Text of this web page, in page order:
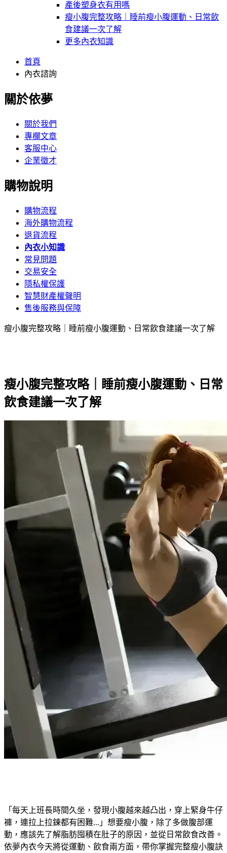
產後塑身衣有用嗎
瘦小腹完整攻略｜睡前瘦小腹運動、日常飲
食建議一次了解
更多內衣知識
首頁
內衣諮詢
關於依夢
關於我們
專欄文章
客服中心
企業徵才
購物說明
購物流程
海外購物流程
退貨流程
內衣小知識
常見問題
交易安全
隱私權保護
智慧財產權聲明
售後服務與保障
瘦小腹完整攻略｜睡前瘦小腹運動、日常飲食建議一次了解
瘦小腹完整攻略｜睡前瘦小腹運動、日常
飲食建議一次了解
「每天上班長時間久坐，發現小腹越來越凸出，穿上緊身牛仔
褲，連拉上拉鍊都有困難...」想要瘦小腹，除了多做腹部運
動，應該先了解脂肪囤積在肚子的原因，並從日常飲食改善。
依夢內衣今天將從運動、飲食兩方面，帶你掌握完整瘦小腹訣